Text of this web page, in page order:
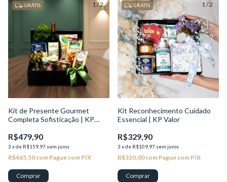
1/2
GRÁTIS
Kit de Presente Gourmet
Completa Sofisticação | KP
R$479,90
3 xde R$159,97 sem juros
R$465,50com Pague com PIX
1/2
GRÁTIS
Kit Reconhecimento Cuidado
Essencial | KP Valor
R$329,90
3 xde R$109,97 sem juros
R$320,00com Pague com PIX